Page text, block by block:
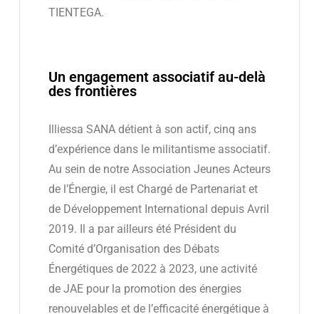
TIENTEGA.
Un engagement associatif au-delà
des frontières
Illiessa SANA détient à son actif, cinq ans
d’expérience dans le militantisme associatif.
Au sein de notre Association Jeunes Acteurs
de l’Énergie, il est Chargé de Partenariat et
de Développement International depuis Avril
2019. Il a par ailleurs été Président du
Comité d’Organisation des Débats
Énergétiques de 2022 à 2023, une activité
de JAE pour la promotion des énergies
renouvelables et de l’efficacité énergétique à